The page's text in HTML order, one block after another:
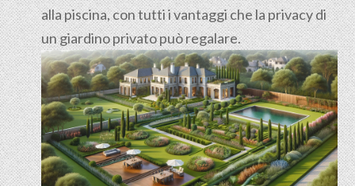
alla piscina, con tutti i vantaggi che la privacy di
un giardino privato può regalare.